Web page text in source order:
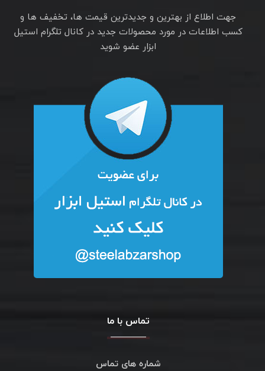
جهت اطلاع از بهترین و جدیدترین قیمت ها، تخفیف ها و
کسب اطلاعات در مورد محصولات جدید در کانال تلگرام استیل
ابزار عضو شوید
تماس با ما
شماره های تماس